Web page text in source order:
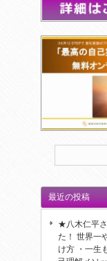
最近の投稿
★八木仁平
た！ 世界一
け方 ・一生